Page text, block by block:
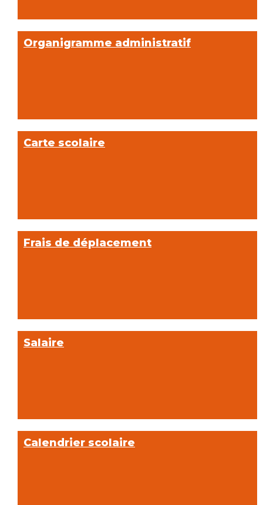
Organigramme administratif
Carte scolaire
Frais de déplacement
Salaire
Calendrier scolaire